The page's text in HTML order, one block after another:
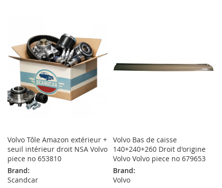
LISTE
D’ENVIE
D’ENVIE
Volvo Tôle Amazon extérieur +
seuil intérieur droit NSA Volvo
piece no 653810
Brand:
Scandcar
Volvo Bas de caisse
140+240+260 Droit d'origine
Volvo Volvo piece no 679653
Brand:
Volvo